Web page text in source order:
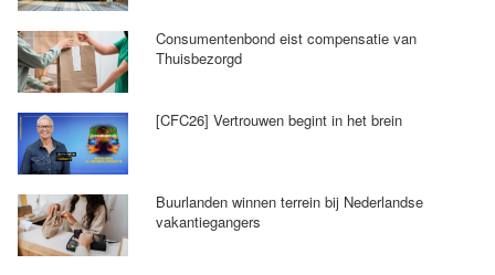
Consumentenbond eist compensatie van
Thuisbezorgd
[CFC26] Vertrouwen begint in het brein
Buurlanden winnen terrein bij Nederlandse
vakantiegangers